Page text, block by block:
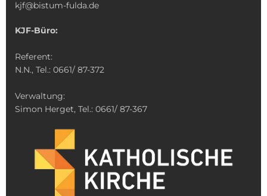
kjf@bistum-fulda.de
KJF-Büro:
Referent:
N.N., Tel.: 0661/ 87-372
Verwaltung:
Simon Herget, Tel.: 0661/ 87-367